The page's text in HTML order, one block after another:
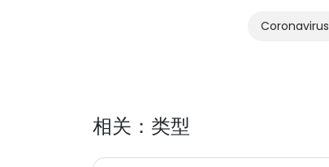
Coronavirus
相关：类型